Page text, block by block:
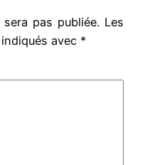
pas publiée. Les
avec *